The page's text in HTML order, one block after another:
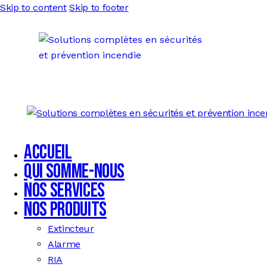
Skip to content Skip to footer
Accueil
Qui somme-nous
Nos services
Nos produits
Extincteur
Alarme
RIA